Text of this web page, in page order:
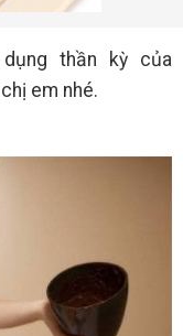
thần kỳ của
em nhé.